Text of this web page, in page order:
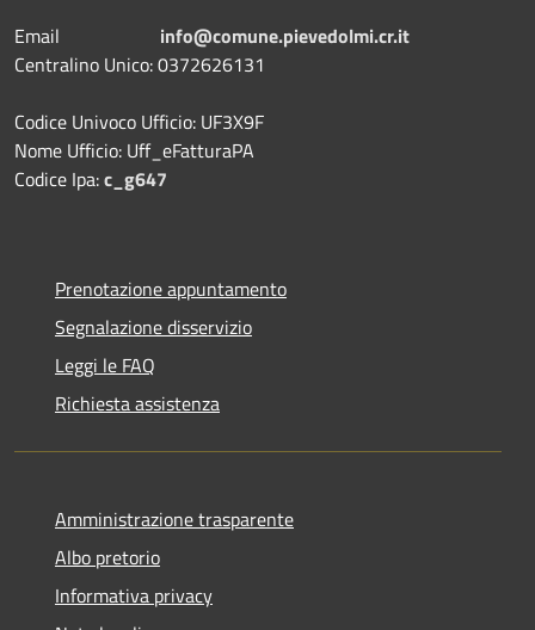
Email info@comune.pievedolmi.cr.it
Centralino Unico: 0372626131
Codice Univoco Ufficio: UF3X9F
Nome Ufficio: Uff_eFatturaPA
Codice Ipa:c_g647
Prenotazione appuntamento
Segnalazione disservizio
Leggi le FAQ
Richiesta assistenza
Amministrazione trasparente
Albo pretorio
Informativa privacy